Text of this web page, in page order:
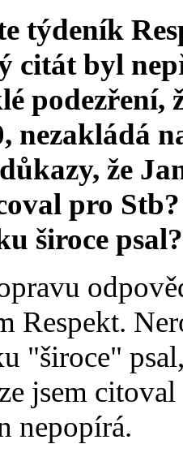
týdeník
citát byl
podezření,
nezakládá
že
pro
široce psal?
Respekt.
"široce"
jsem
nepopírá.